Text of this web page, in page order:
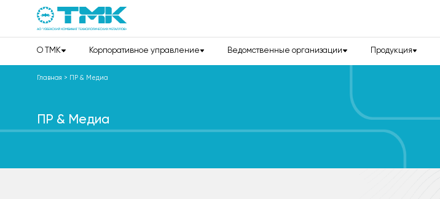
О TMK Корпоративное управление Ведомственные организации Продукция
Главная > ПР & Медиа
ПР & Медиа